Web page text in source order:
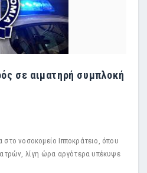
σε αιματηρή συμπλοκή
νοσοκομείο Ιπποκράτειο, όπου
λίγη ώρα αργότερα υπέκυψε